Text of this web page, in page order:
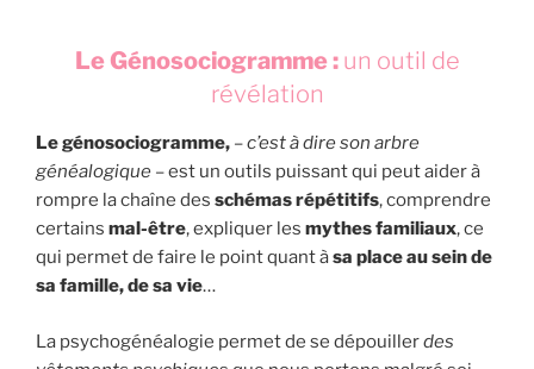
Le Génosociogramme :un outil de
révélation
Le génosociogramme, –c’est à dire son arbre
généalogique – est un outils puissant qui peut aider à
rompre la chaîne des schémas répétitifs, comprendre
certains mal-être, expliquer les mythes familiaux, ce
qui permet de faire le point quant àsa place au sein de
sa famille, de sa vie…
La psychogénéalogie permet de se dépouillerdes